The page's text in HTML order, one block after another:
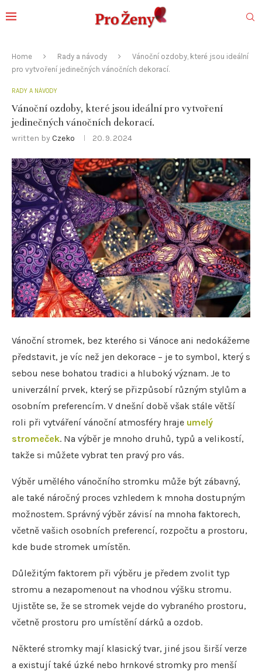
Home Rady a návody
Vánoční ozdoby, které jsou ideální
pro vytvoření jedinečných vánočních dekorací.
RADY A NÁVODY
Vánoční ozdoby, které jsou ideální pro vytvoření
jedinečných vánočních dekorací.
written by Czeko 20. 9. 2024
Vánoční stromek, bez kterého si Vánoce ani nedokážeme
představit, je víc než jen dekorace – je to symbol, který s
sebou nese bohatou tradici a hluboký význam. Je to
univerzální prvek, který se přizpůsobí různým stylům a
osobním preferencím. V dnešní době však stále větší
roli při vytváření vánoční atmosféry hraje umelý
stromeček. Na výběr je mnoho druhů, typů a velikostí,
takže si můžete vybrat ten pravý pro vás.
Výběr umělého vánočního stromku může být zábavný,
ale také náročný proces vzhledem k mnoha dostupným
možnostem. Správný výběr závisí na mnoha faktorech,
včetně vašich osobních preferencí, rozpočtu a prostoru,
kde bude stromek umístěn.
Důležitým faktorem při výběru je předem zvolit typ
stromu a nezapomenout na vhodnou výšku stromu.
Ujistěte se, že se stromek vejde do vybraného prostoru,
včetně prostoru pro umístění dárků a ozdob.
Některé stromky mají klasický tvar, jiné jsou širší verze
a existují také úzké nebo hrnkové stromky pro menší